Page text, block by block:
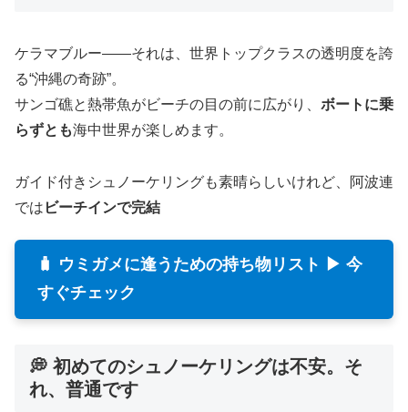
ケラマブルー——それは、世界トップクラスの透明度を誇
る“沖縄の奇跡”。
サンゴ礁と熱帯魚がビーチの目の前に広がり、 ボートに乗
らずとも海中世界が楽しめます。
ガイド付きシュノーケリングも素晴らしいけれど、阿波連
では ビーチインで完結
🧳 ウミガメに逢うための持ち物リスト ▶ 今
すぐチェック
💭 初めてのシュノーケリングは不安。そ
れ、普通です